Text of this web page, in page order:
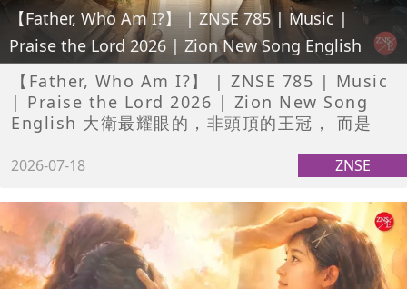
【Father, Who Am I?】 | ZNSE 785 | Music |
Praise the Lord 2026 | Zion New Song English
【Father, Who Am I?】 | ZNSE 785 | Music
| Praise the Lord 2026 | Zion New Song
English 大衛最耀眼的，非頭頂的王冠， 而是
2026-07-18 ZNSE